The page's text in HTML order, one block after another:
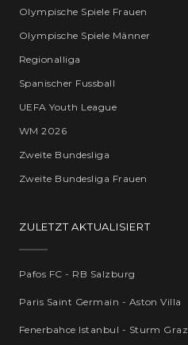
Olympische Spiele Frauen
Olympische Spiele Männer
Regionalliga
Spanischer Fussball
UEFA Youth League
WM 2026
Zweite Bundesliga
Zweite Bundesliga Frauen
ZULETZT AKTUALISIERT
Pafos FC - RB Salzburg
Paris Saint Germain - Aston Villa
Fenerbahce Istanbul - Sturm Graz